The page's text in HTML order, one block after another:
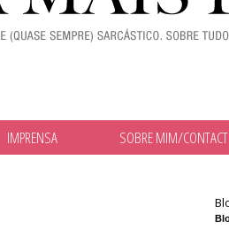
IMPRENSA SOBRE MIM/